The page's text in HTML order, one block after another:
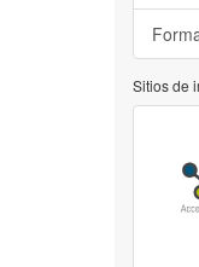
Sitios de